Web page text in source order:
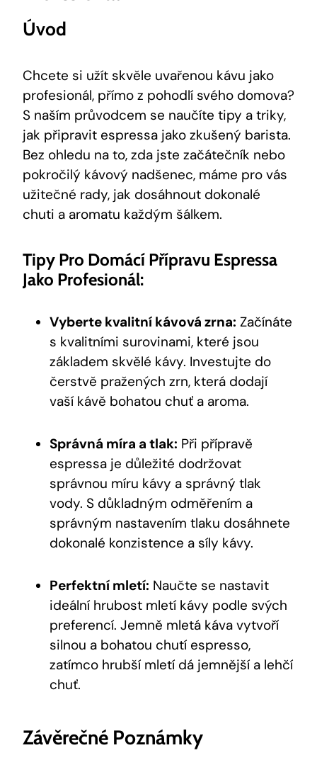
Úvod
Chcete si užít skvěle uvařenou kávu jako
profesionál, přímo z pohodlí svého domova?
S naším průvodcem se naučíte tipy a triky,
jak připravit espressa jako zkušený barista.
Bez ohledu na to, zda jste začátečník nebo
pokročilý kávový nadšenec, máme pro vás
užitečné rady, jak dosáhnout dokonalé
chuti a aromatu každým šálkem.
Tipy Pro Domácí Přípravu Espressa
Jako Profesionál:
Vyberte kvalitní kávová zrna: Začínáte
s kvalitními surovinami, které jsou
základem skvělé kávy. Investujte do
čerstvě pražených zrn, která dodají
vaší kávě bohatou chuť a aroma.
Správná míra a tlak: Při přípravě
espressa je důležité dodržovat
správnou míru kávy a správný tlak
vody. S důkladným odměřením a
správným nastavením tlaku dosáhnete
dokonalé konzistence a síly kávy.
Perfektní mletí: Naučte se nastavit
ideální hrubost mletí kávy podle svých
preferencí. Jemně mletá káva vytvoří
silnou a bohatou chutí espresso,
zatímco hrubší mletí dá jemnější a lehčí
chuť.
Závěrečné Poznámky